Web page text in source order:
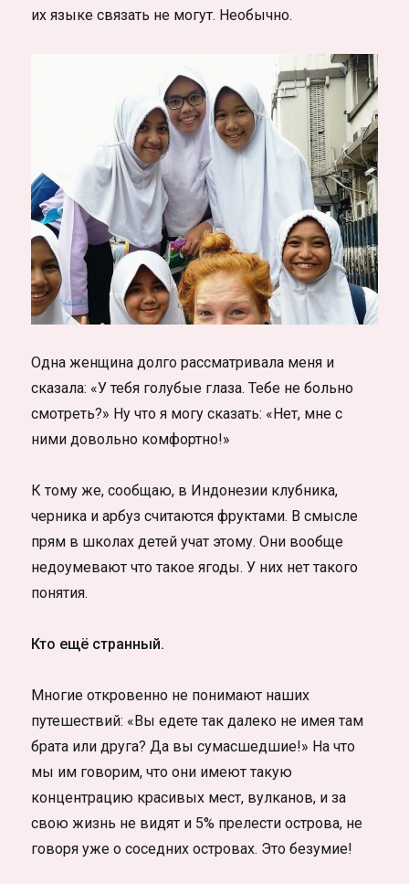
их языке связать не могут. Необычно.
Одна женщина долго рассматривала меня и
сказала: «У тебя голубые глаза. Тебе не больно
смотреть?» Ну что я могу сказать: «Нет, мне с
ними довольно комфортно!»
К тому же, сообщаю, в Индонезии клубника,
черника и арбуз считаются фруктами. В смысле
прям в школах детей учат этому. Они вообще
недоумевают что такое ягоды. У них нет такого
понятия.
Кто ещё странный.
Многие откровенно не понимают наших
путешествий: «Вы едете так далеко не имея там
брата или друга? Да вы сумасшедшие!» На что
мы им говорим, что они имеют такую
концентрацию красивых мест, вулканов, и за
свою жизнь не видят и 5% прелести острова, не
говоря уже о соседних островах. Это безумие!